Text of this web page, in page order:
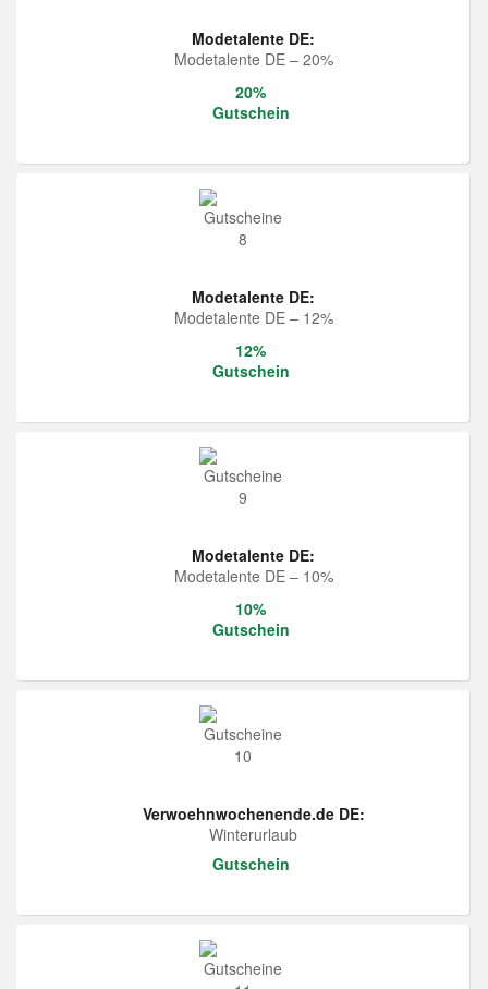
Modetalente DE:
Modetalente DE – 20%
20%
Gutschein
Modetalente DE:
Modetalente DE – 12%
12%
Gutschein
Modetalente DE:
Modetalente DE – 10%
10%
Gutschein
Verwoehnwochenende.de DE:
Winterurlaub
Gutschein